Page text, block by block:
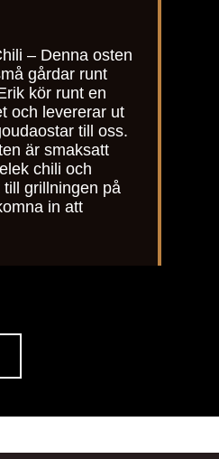
– Denna osten
gårdar runt
kör runt en
och levererar ut
till oss.
är smaksatt
chili och
grillningen på
in att